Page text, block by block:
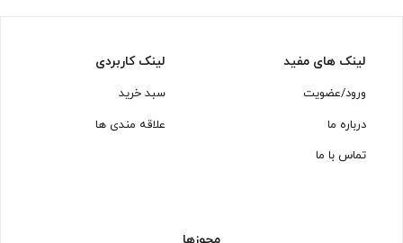
لینک های مفید
ورود/عضویت
درباره ما
تماس با ما
لینک کاربردی
سبد خرید
علاقه مندی ها